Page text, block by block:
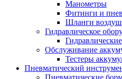
Манометры
Фитинги и
Шланги
Гидравлическое
Обслуживание
Тестеры
Пневматический
Пневматические